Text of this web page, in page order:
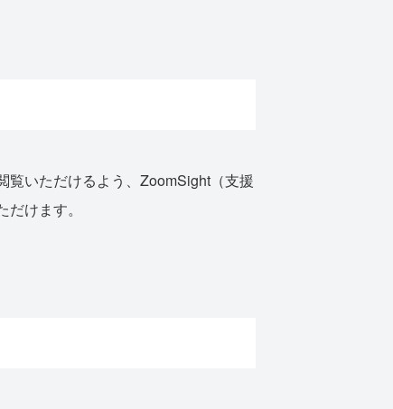
覧いただけるよう、ZoomSight（支援
けます。